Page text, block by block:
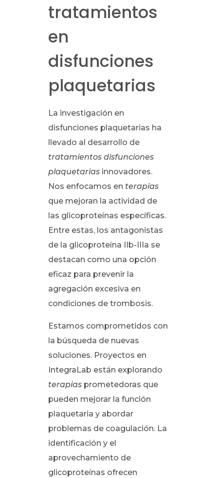
tratamientos
en
disfunciones
plaquetarias
La investigación en
disfunciones plaquetarias ha
llevado al desarrollo de
tratamientos disfunciones
plaquetarias innovadores.
Nos enfocamos en terapias
que mejoran la actividad de
las glicoproteínas específicas.
Entre estas, los antagonistas
de la glicoproteína IIb-IIIa se
destacan como una opción
eficaz para prevenir la
agregación excesiva en
condiciones de trombosis.
Estamos comprometidos con
la búsqueda de nuevas
soluciones. Proyectos en
IntegraLab están explorando
terapias prometedoras que
pueden mejorar la función
plaquetaria y abordar
problemas de coagulación. La
identificación y el
aprovechamiento de
glicoproteínas ofrecen